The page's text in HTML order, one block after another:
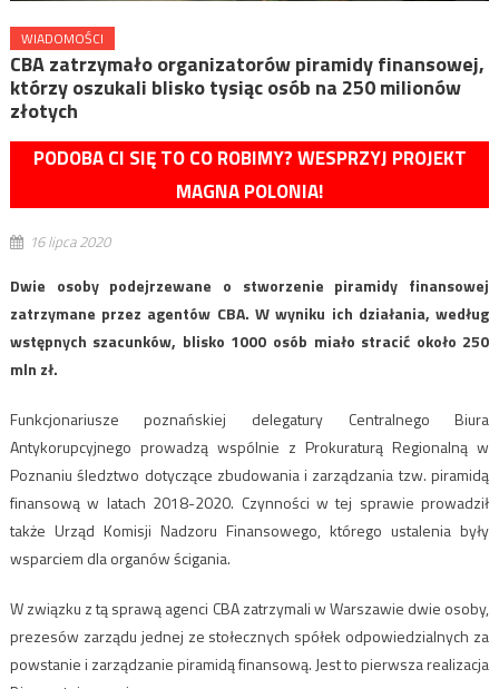
WIADOMOŚCI
CBA zatrzymało organizatorów piramidy finansowej,
którzy oszukali blisko tysiąc osób na 250 milionów
złotych
PODOBA CI SIĘ TO CO ROBIMY? WESPRZYJ PROJEKT
MAGNA POLONIA!
16 lipca 2020
Dwie osoby podejrzewane o stworzenie piramidy finansowej
zatrzymane przez agentów CBA. W wyniku ich działania, według
wstępnych szacunków, blisko 1000 osób miało stracić około 250
mln zł.
Funkcjonariusze poznańskiej delegatury Centralnego Biura
Antykorupcyjnego prowadzą wspólnie z Prokuraturą Regionalną w
Poznaniu śledztwo dotyczące zbudowania i zarządzania tzw. piramidą
finansową w latach 2018-2020. Czynności w tej sprawie prowadził
także Urząd Komisji Nadzoru Finansowego, którego ustalenia były
wsparciem dla organów ścigania.
W związku z tą sprawą agenci CBA zatrzymali w Warszawie dwie osoby,
prezesów zarządu jednej ze stołecznych spółek odpowiedzialnych za
powstanie i zarządzanie piramidą finansową. Jest to pierwsza realizacja